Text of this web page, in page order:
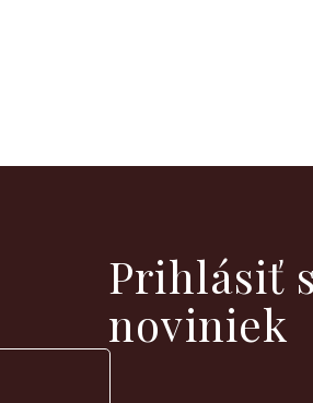
Prihlásiť
noviniek